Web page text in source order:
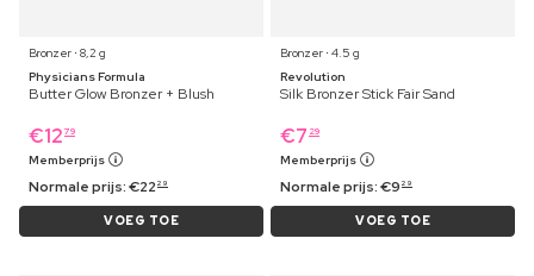
Bronzer ⋅ 8,2 g
Physicians Formula
Butter Glow Bronzer + Blush
€12 79
Memberprijs
Normale prijs:€22 29
VOEG TOE
Bronzer ⋅ 4.5 g
Revolution
Silk Bronzer Stick Fair Sand
€7 29
Memberprijs
Normale prijs:€9 29
VOEG TOE